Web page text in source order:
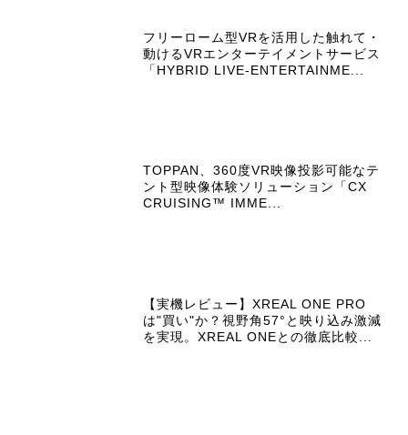
フリーローム型VRを活用した触れて・
動けるVRエンターテイメントサービス
「HYBRID LIVE-ENTERTAINME...
TOPPAN、360度VR映像投影可能なテ
ント型映像体験ソリューション「CX
CRUISING™ IMME...
【実機レビュー】XREAL ONE PRO
は"買い"か？視野角57°と映り込み激減
を実現。XREAL ONEとの徹底比較...